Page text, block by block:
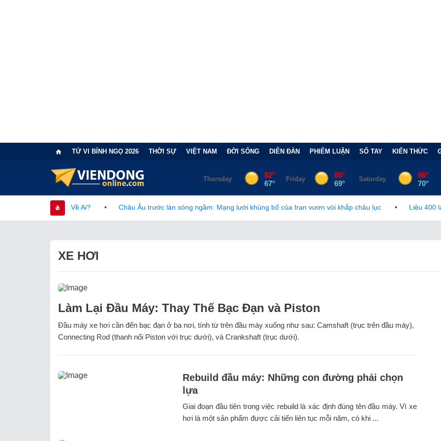
TỬ VI BÍNH NGỌ 2026 THỜI SỰ VIỆT NAM ĐỜI SỐNG DIỄN ĐÀN PHIẾM LUẬN SỔ TAY KIẾN THỨC
• Châu Âu trước làn sóng ngầm: Mạng lưới khủng bố của Iran vươn vòi khắp châu lục • Liệu 400 lá phiếu của
XE HƠI
Làm Lại Đầu Máy: Thay Thế Bạc Đạn và Piston
Đầu máy xe hơi cần đến bạc đạn ở ba nơi, tính từ trên đầu máy xuống như sau: Camshaft (trục trên đầu máy),
Connecting Rod (thanh nối Piston với trục dưới), và Crankshaft (trục dưới).
Rebuild đầu máy: Những con đường phải chọn
lựa
Giai đoạn đầu tiên trong việc rebuild là xác định đúng tên đầu máy. Vì xe
hơi là một sản phẩm được cải tiến liên tục mỗi năm, có khi ...